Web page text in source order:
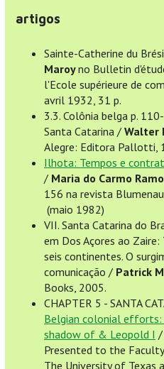
artigos
Sainte-Catherine du
Maroyno Bulletin
l'Ecole supérieure de
avril 1932, 31 p.
3.3. Colônia belga p.
Santa Catarina / Walter
Alegre: Editora Pallotti,
Ilhota: Tempos e
/ Maria do Carmo
156 na revista
(maio 1982)
VII. Santa Catarina do
em Dos Açores ao
seis continentes. O
comunicação / Patrick
Books, 2005.
CHAPTER 5 - SANTA
Belgian colonial
shadow of & Leopold I /
Presented to the
The University of Texas